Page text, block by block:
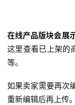
在线产品版块会展
这里查看已上架的
等。
如果卖家需要再次
重新编辑后再上传。